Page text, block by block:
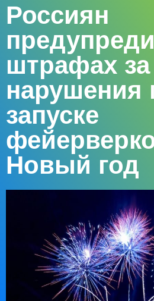
Россиян
штрафах за
нарушения
запуске
Новый год